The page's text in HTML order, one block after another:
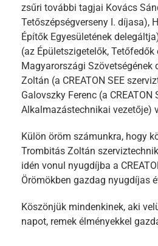
zsűri további tagjai Kovács
Tetőszépségverseny I. díjasa),
Építők Egyesületének
(az Épületszigetelők, Tetőfedők
Magyarországi Szövetségének
Zoltán (a CREATON SEE
Galovszky Ferenc (a CREATON
Alkalmazástechnikai vezetője)
Külön öröm számunkra, hogy
Trombitás Zoltán
idén vonul nyugdíjba a
Örömökben gazdag nyugdíjas
Köszönjük mindenkinek, aki
napot, remek élményekkel